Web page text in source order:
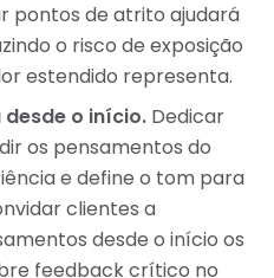
pontos de atrito ajudará
o risco de exposição
estendido representa.
o início. Dedicar
os pensamentos do
e define o tom para
clientes a
desde o início os
feedback crítico no